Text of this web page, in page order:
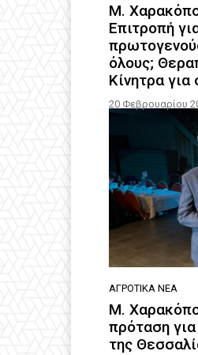
Μ.
Επιτροπή
όλους;
Κίνητρα για
20 Φεβρουαρίου
ΑΓΡΟΤΙΚΆ ΝΈΑ
Μ.
πρόταση
της